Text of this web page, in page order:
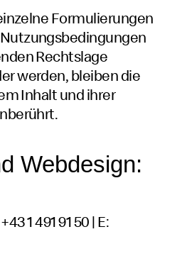
Formulierungen
Rechtslage
werden, bleiben die
Inhalt und ihrer
Webdesign:
1 491 91 50 | E: